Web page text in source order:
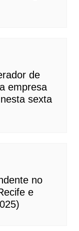
de
empresa
sexta
no
e